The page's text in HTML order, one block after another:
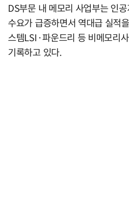
DS부문 내 메모리 사업부는 인
수요가 급증하면서 역대급 실적
스템LSI·파운드리 등 비메모리
기록하고 있다.